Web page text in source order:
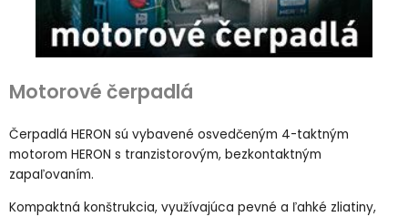
Motorové čerpadlá
Čerpadlá HERON sú vybavené osvedčeným 4-taktným
motorom HERON s tranzistorovým, bezkontaktným
zapaľovaním.
Kompaktná konštrukcia, využívajúca pevné a ľahké zliatiny,